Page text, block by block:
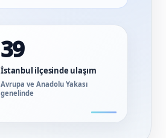
39
İstanbul ilçesinde ulaşım
Avrupa ve Anadolu Yakası
genelinde